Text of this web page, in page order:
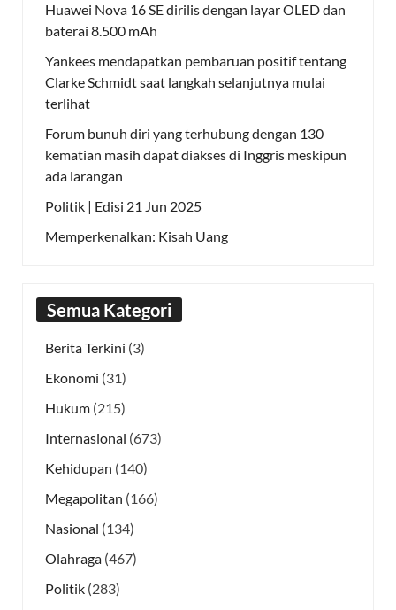
Huawei Nova 16 SE dirilis dengan layar OLED dan
baterai 8.500 mAh
Yankees mendapatkan pembaruan positif tentang
Clarke Schmidt saat langkah selanjutnya mulai
terlihat
Forum bunuh diri yang terhubung dengan 130
kematian masih dapat diakses di Inggris meskipun
ada larangan
Politik | Edisi 21 Jun 2025
Memperkenalkan: Kisah Uang
Semua Kategori
Berita Terkini (3)
Ekonomi (31)
Hukum (215)
Internasional (673)
Kehidupan (140)
Megapolitan (166)
Nasional (134)
Olahraga (467)
Politik (283)